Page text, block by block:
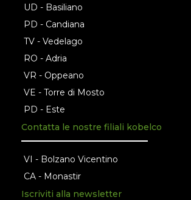
UD - Basiliano
PD - Candiana
TV - Vedelago
RO - Adria
VR - Oppeano
VE - Torre di Mosto
PD - Este
Contatta le nostre filiali kobelco
VI - Bolzano Vicentino
CA - Monastir
Iscriviti alla newsletter